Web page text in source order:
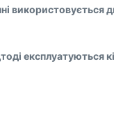
використовується